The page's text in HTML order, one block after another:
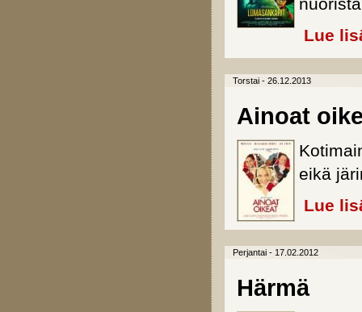
Lue
Torstai - 26.12.2013
Ainoat
eikä
Lue
Perjantai - 17.02.2012
Härmä